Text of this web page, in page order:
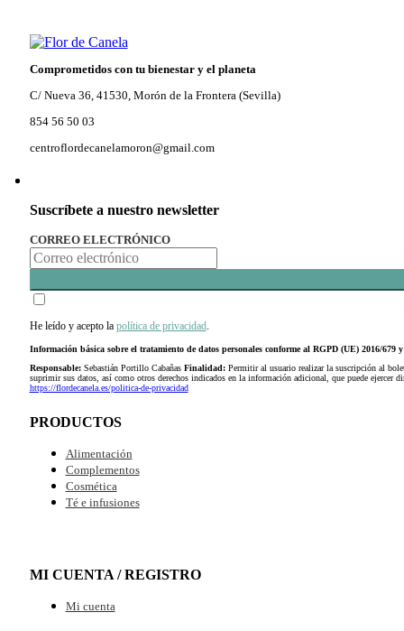
Comprometidos con tu bienestar y el planeta
C/ Nueva 36, 41530, Morón de la Frontera (Sevilla)
854 56 50 03
centroflordecanelamoron@gmail.com
Suscríbete a nuestro newsletter
CORREO ELECTRÓNICO
He leído y acepto la política de privacidad.
Información básica sobre el tratamiento de datos personales conforme al RGPD (UE) 2016/679
Responsable:Sebastián Portillo Cabañas Finalidad:Permitir al usuario realizar la suscripción al
suprimir sus datos, así como otros derechos indicados en la información adicional, que puede
https://flordecanela.es/politica-de-privacidad
PRODUCTOS
Alimentación
Complementos
Cosmética
Té e infusiones
MI CUENTA / REGISTRO
Mi cuenta